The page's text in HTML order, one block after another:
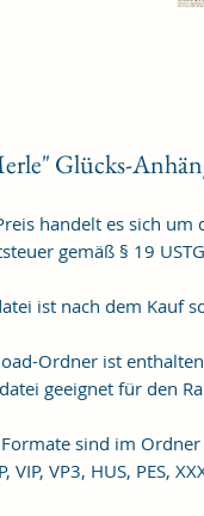
Glücks-
handelt es sich um
gemäß § 19
ist nach dem Kauf
Ordner ist
geeignet für den
sind im
VIP, VP3, HUS, PES,